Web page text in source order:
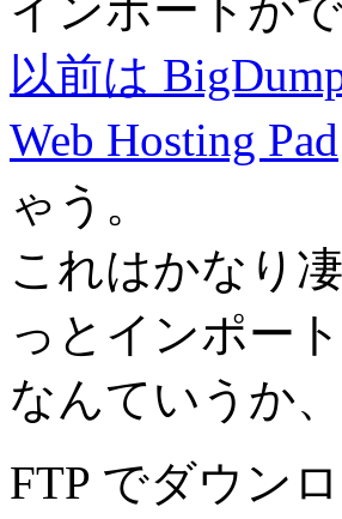
以前は
Web Hosting Pad
ゃう。
これはかなり
っとインポー
なんていうか
FTP でダウン